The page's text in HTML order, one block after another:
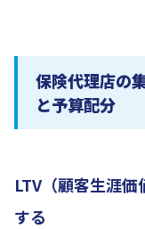
保険代理店の
と予算配分
LTV（顧客生涯
する